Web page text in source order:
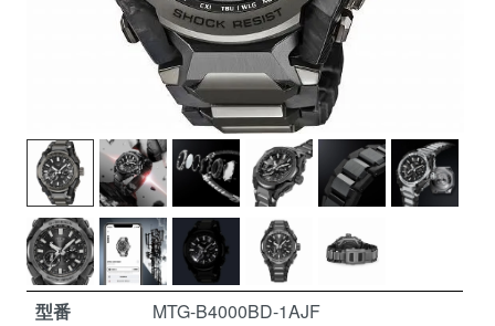
型番
MTG-B4000BD-1AJF